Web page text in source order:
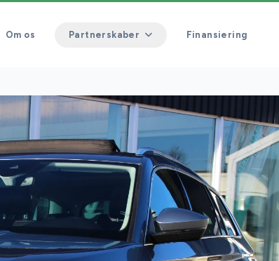
Om os Partnerskaber Finansiering